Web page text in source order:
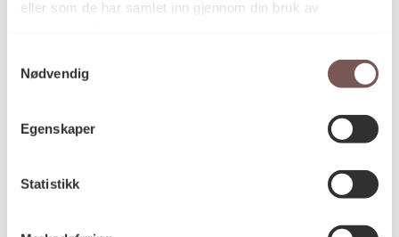
eller som de har samlet inn gjennom din bruk av
Nødvendig
Egenskaper
Statistikk
Aktuelt 23.07.2026